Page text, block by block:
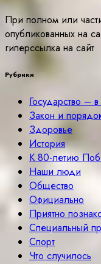
При полном или
опубликованных на
гиперссылка на сайт
Рубрики
Государство –
Закон и
Здоровье
История
К 80-летию
Наши люди
Общество
Официально
Приятно
Специальный
Спорт
Что случилось